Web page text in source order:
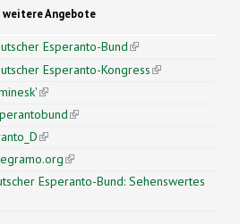
weitere Angebote
Esperanto-Bund(link is
external)
Esperanto-Kongress(link is
(link is external)
(link is external)
(link is external)
(link is external)
Esperanto-Bund: Sehenswertes